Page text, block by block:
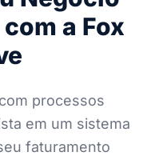
a Fox
processos
em um sistema
faturamento